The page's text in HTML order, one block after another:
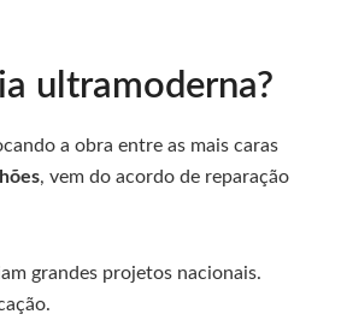
ultramoderna?
a obra entre as mais caras
, vem do acordo de reparação
grandes projetos nacionais.